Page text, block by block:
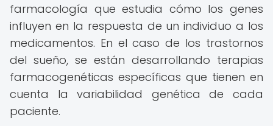
farmacología que estudia cómo los genes
influyen en la respuesta de un individuo a los
medicamentos. En el caso de los trastornos
del sueño, se están desarrollando terapias
farmacogenéticas específicas que tienen en
cuenta la variabilidad genética de cada
paciente.